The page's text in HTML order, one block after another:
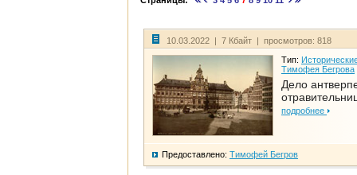
10.03.2022 | 7 Кбайт | просмотров: 818
Тип:
Тимофея Бегрова
Дело
подробнее
Предоставлено: Тимофей Бегров